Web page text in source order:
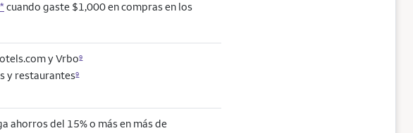
* cuando gaste $1,000 en compras en los
y Vrbo9
y restaurantes9
ahorros del 15% o más en más de